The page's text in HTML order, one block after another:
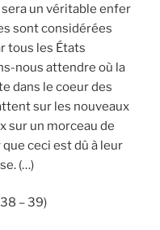
sera un véritable enfer
sont considérées
tous les États
nous attendre où la
dans le coeur des
sur les nouveaux
sur un morceau de
ceci est dû à leur
(…)
38 – 39)